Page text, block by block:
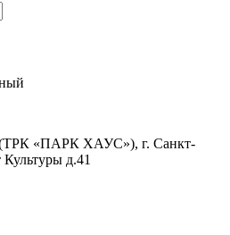
«ПАРК ХАУС»), г. Санкт-
д.41